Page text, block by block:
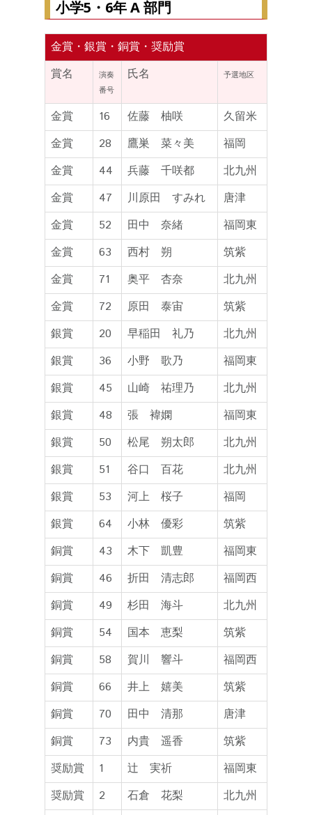
小学5・6年 A 部門
金賞・銀賞・銅賞・奨励賞
賞名
演奏
番号
氏名 予選地区
金賞 16 佐藤 柚咲
久留米
金賞
28 鷹巣 菜々美
福岡
金賞
44 兵藤 千咲都
北九州
金賞
47 川原田 すみれ
唐津
金賞
52 田中 奈緒
福岡東
金賞
63 西村 朔
筑紫
金賞
71 奥平 杏奈
北九州
金賞
72 原田 泰宙
筑紫
銀賞
20 早稲田 礼乃
北九州
銀賞
36 小野 歌乃
福岡東
銀賞
45 山崎 祐理乃
北九州
銀賞
48 張 褘嫻
福岡東
銀賞
50 松尾 朔太郎
北九州
銀賞
51 谷口 百花
北九州
銀賞
53 河上 桜子
福岡
銀賞
64 小林 優彩
筑紫
銅賞
43 木下 凱豊
福岡東
銅賞
46 折田 清志郎
福岡西
銅賞
49 杉田 海斗
北九州
銅賞
54 国本 恵梨
筑紫
銅賞
58 賀川 響斗
福岡西
銅賞
66 井上 嬉美
筑紫
銅賞
70 田中 清那
唐津
銅賞
73 内貴 遥香
筑紫
奨励賞
1 辻 実祈
福岡東
奨励賞
2 石倉 花梨
北九州